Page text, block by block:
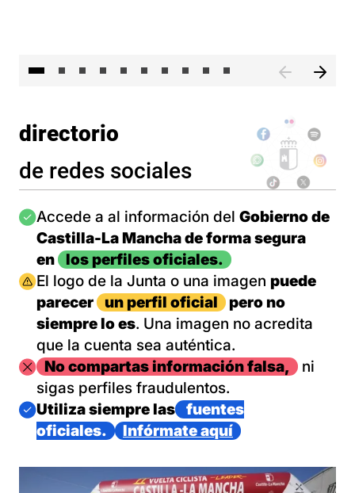
directorio
de redes sociales
Imagen
Accede a al información del Gobierno de
Castilla-La Mancha de forma segura
en
los perfiles oficiales.
Imagen
El logo de la Junta o una imagen puede
parecer
un perfil oficial
pero no
siempre lo es. Una imagen no acredita
que la cuenta sea auténtica.
ImagenNo compartas información falsa,
ni
sigas perfiles fraudulentos.
Imagen
Utiliza siempre las
fuentes
oficiales.
Infórmate aquí